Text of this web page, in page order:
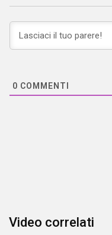
0 COMMENTI
Video correlati